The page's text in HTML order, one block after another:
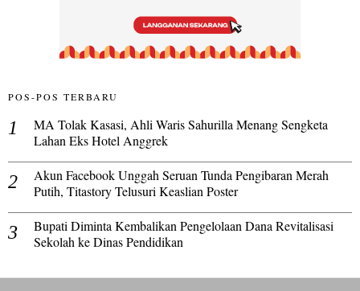
POS-POS TERBARU
MA Tolak Kasasi, Ahli Waris Sahurilla Menang Sengketa
Lahan Eks Hotel Anggrek
Akun Facebook Unggah Seruan Tunda Pengibaran Merah
Putih, Titastory Telusuri Keaslian Poster
Bupati Diminta Kembalikan Pengelolaan Dana Revitalisasi
Sekolah ke Dinas Pendidikan